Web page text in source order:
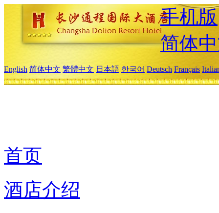
手机版
简体
English 简体中文 繁體中文 日本語 한국어 Deutsch Français
首页
酒店介绍